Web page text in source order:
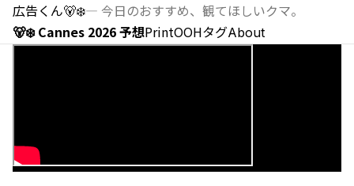
広告くん🐻‍❄️— 今日のおすすめ、観てほしいクマ。
🐻‍❄️ Cannes 2026 予想PrintOOHタグAbout